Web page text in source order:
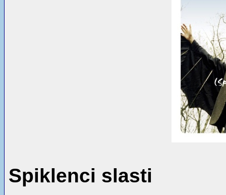
Spiklenci slasti